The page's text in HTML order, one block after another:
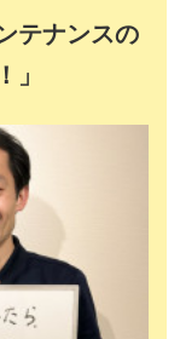
テナンスの
」